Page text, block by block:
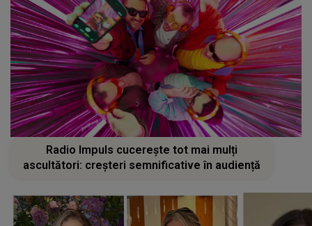
Radio Impuls cucerește tot mai mulți
ascultători: creșteri semnificative în audiență